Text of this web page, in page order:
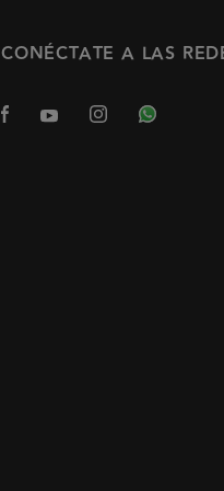
CONÉCTATE A LAS